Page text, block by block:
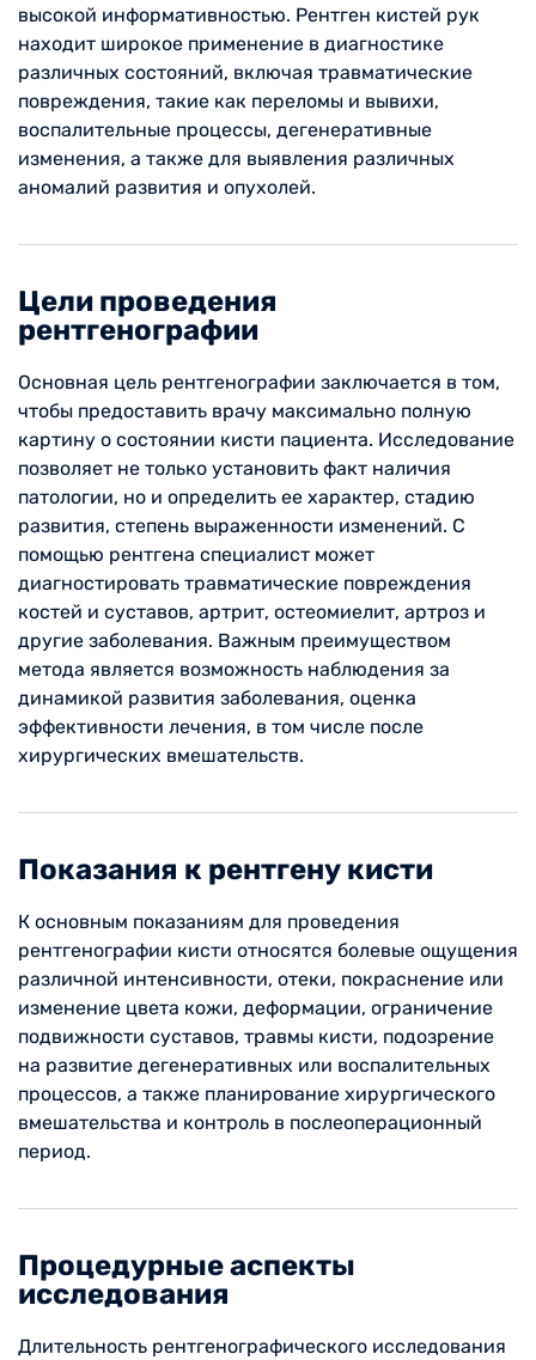
высокой информативностью. Рентген кистей рук
находит широкое применение в диагностике
различных состояний, включая травматические
повреждения, такие как переломы и вывихи,
воспалительные процессы, дегенеративные
изменения, а также для выявления различных
аномалий развития и опухолей.
Цели проведения
рентгенографии
Основная цель рентгенографии заключается в том,
чтобы предоставить врачу максимально полную
картину о состоянии кисти пациента. Исследование
позволяет не только установить факт наличия
патологии, но и определить ее характер, стадию
развития, степень выраженности изменений. С
помощью рентгена специалист может
диагностировать травматические повреждения
костей и суставов, артрит, остеомиелит, артроз и
другие заболевания. Важным преимуществом
метода является возможность наблюдения за
динамикой развития заболевания, оценка
эффективности лечения, в том числе после
хирургических вмешательств.
Показания к рентгену кисти
К основным показаниям для проведения
рентгенографии кисти относятся болевые ощущения
различной интенсивности, отеки, покраснение или
изменение цвета кожи, деформации, ограничение
подвижности суставов, травмы кисти, подозрение
на развитие дегенеративных или воспалительных
процессов, а также планирование хирургического
вмешательства и контроль в послеоперационный
период.
Процедурные аспекты
исследования
Длительность рентгенографического исследования